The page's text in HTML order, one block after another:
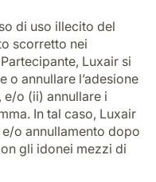
di uso illecito del
scorretto nei
Luxair si
o annullare l’adesione
e/o (ii) annullare i
In tal caso, Luxair
o annullamento dopo
gli idonei mezzi di